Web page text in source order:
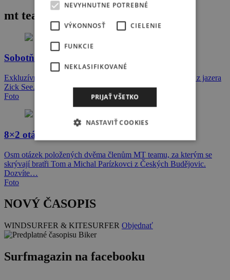
mt team
Sobotňajší BIGday na Zicksee
Exkluzívne iba u nás tu máme už tretí report z víkendu a to z jazera
Zick See. Tentokrát od MT…
Foto
8×2 otázek pro MT team
Osm otázek položených dvěma členům MT teamu, za kterým se
skrývají bratři Tom a Michal Parízkovci z Českých Budějovic.
Dozvíte…
Foto
NOVÝ ČASOPIS
WINDSURFER & KITESURFER Objednať
Surfmagazin na facebooku
NEVYHNUTNE POTREBNÉ
VÝKONNOSŤ CIELENIE
FUNKCIE
NEKLASIFIKOVANÉ
PRIJAŤ VŠETKO
NASTAVIŤ COOKIES